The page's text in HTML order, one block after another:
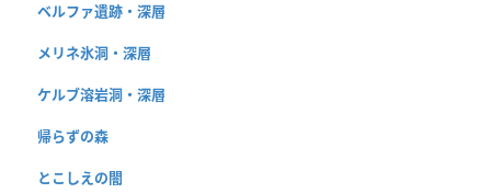
ベルファ遺跡・深層
メリネ氷洞・深層
ケルブ溶岩洞・深層
帰らずの森
とこしえの闇